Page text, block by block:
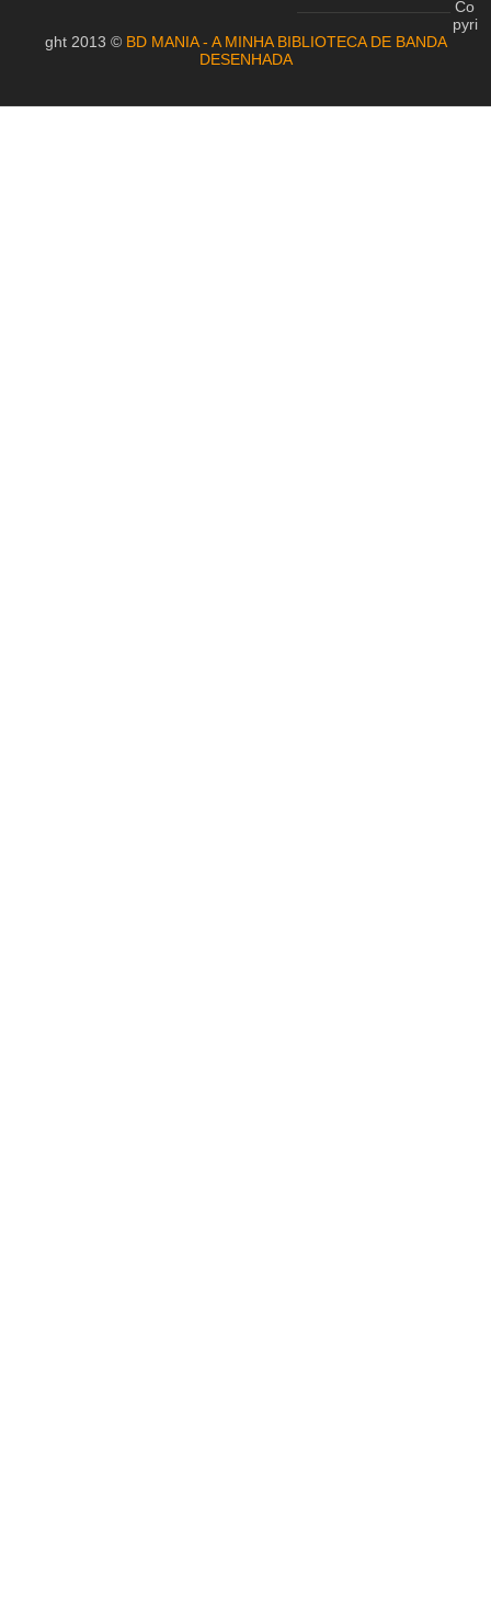
Co
pyri
ght 2013 © BD MANIA - A MINHA BIBLIOTECA DE BANDA
DESENHADA